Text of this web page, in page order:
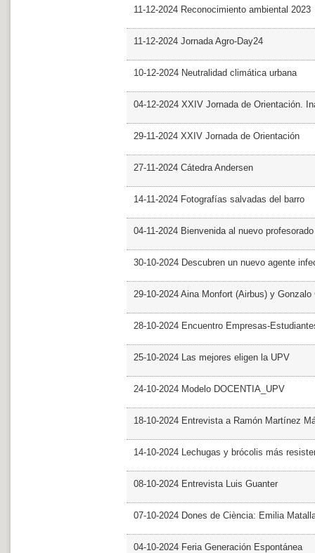
11-12-2024 Reconocimiento ambiental 2023
11-12-2024 Jornada Agro-Day24
10-12-2024 Neutralidad climática urbana
04-12-2024 XXIV Jornada de Orientación.
29-11-2024 XXIV Jornada de Orientación
27-11-2024 Cátedra Andersen
14-11-2024 Fotografías salvadas del barro
04-11-2024 Bienvenida al nuevo profesorado
30-10-2024 Descubren un nuevo agente
29-10-2024 Aina Monfort (Airbus) y
28-10-2024 Encuentro Empresas-
25-10-2024 Las mejores eligen la UPV
24-10-2024 Modelo DOCENTIA_UPV
18-10-2024 Entrevista a Ramón Martínez
14-10-2024 Lechugas y brócolis más
08-10-2024 Entrevista Luis Guanter
07-10-2024 Dones de Ciència: Emilia
04-10-2024 Feria Generación Espontánea